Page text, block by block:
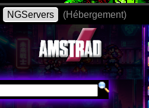
NGServers (Hébergement)